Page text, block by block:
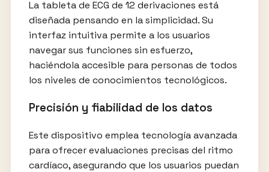
La tableta de ECG de 12 derivaciones está
diseñada pensando en la simplicidad. Su
interfaz intuitiva permite a los usuarios
navegar sus funciones sin esfuerzo,
haciéndola accesible para personas de todos
los niveles de conocimientos tecnológicos.
Precisión y fiabilidad de los datos
Este dispositivo emplea tecnología avanzada
para ofrecer evaluaciones precisas del ritmo
cardíaco, asegurando que los usuarios puedan